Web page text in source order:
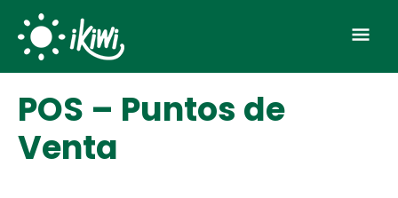
content
POS – Puntos de
Venta